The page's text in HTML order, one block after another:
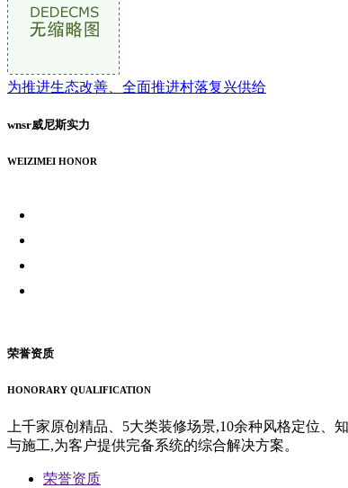
为推进生态改善、全面推进村落复兴供给
wnsr威尼斯实力
WEIZIMEI HONOR
荣誉资质
HONORARY QUALIFICATION
上千家原创精品、5大类装修场景,10余种风格定位
与施工,为客户提供完备系统的综合解决方案。
荣誉资质